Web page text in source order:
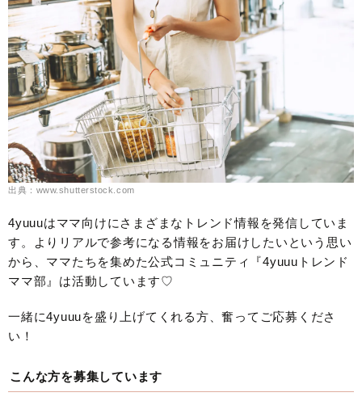
出典：www.shutterstock.com
4yuuuはママ向けにさまざまなトレンド情報を発信していま
す。よりリアルで参考になる情報をお届けしたいという思い
から、ママたちを集めた公式コミュニティ『4yuuuトレンド
ママ部』は活動しています♡
一緒に4yuuuを盛り上げてくれる方、奮ってご応募くださ
い！
こんな方を募集しています